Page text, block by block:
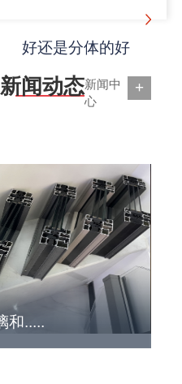
好还是分体的好
新闻动态 +
新闻中
心
和.....